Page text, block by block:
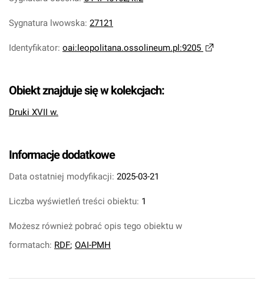
Sygnatura lwowska: 27121
Identyfikator: oai:leopolitana.ossolineum.pl:9205
Obiekt znajduje się w kolekcjach:
Druki XVII w.
Informacje dodatkowe
Data ostatniej modyfikacji: 2025-03-21
Liczba wyświetleń treści obiektu: 1
Możesz również pobrać opis tego obiektu w
formatach: RDF; OAI-PMH